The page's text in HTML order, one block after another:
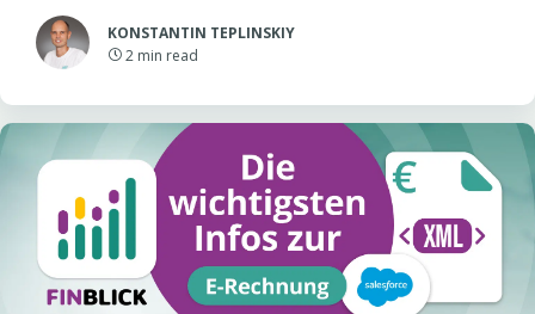
KONSTANTIN TEPLINSKIY
2 min read